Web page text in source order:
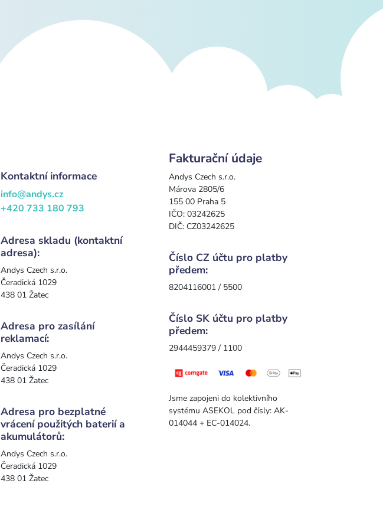
Kontaktní informace
info@andys.cz
+420 733 180 793
Adresa skladu (kontaktní
adresa):
Andys Czech s.r.o.
Čeradická 1029
438 01 Žatec
Adresa pro zasílání
reklamací:
Andys Czech s.r.o.
Čeradická 1029
438 01 Žatec
Adresa pro bezplatné
vrácení použitých baterií a
akumulátorů:
Andys Czech s.r.o.
Čeradická 1029
438 01 Žatec
Fakturační údaje
Andys Czech s.r.o.
Márova 2805/6
155 00 Praha 5
IČO: 03242625
DIČ: CZ03242625
Číslo CZ účtu pro platby
předem:
8204116001 / 5500
Číslo SK účtu pro platby
předem:
2944459379 / 1100
Jsme zapojeni do kolektivního
systému ASEKOL pod čísly: AK-
014044 + EC-014024.